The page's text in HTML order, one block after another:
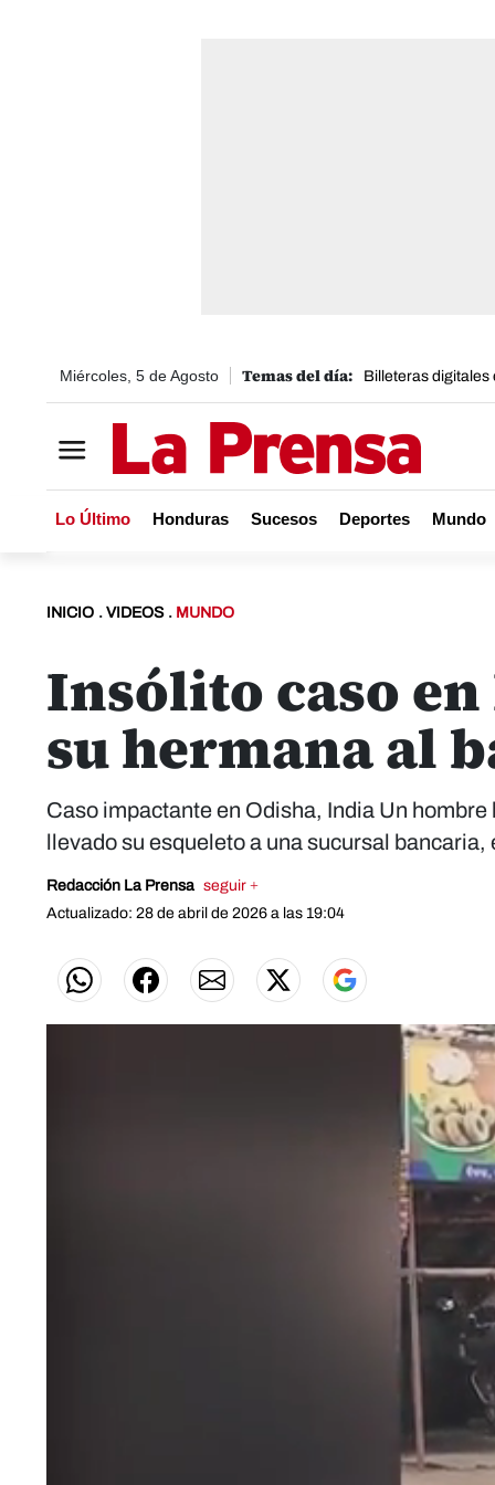
Miércoles, 5 de Agosto Billeteras digitales
Lo Último Honduras Sucesos Deportes Mundo
INICIO . VIDEOS . MUNDO
Insólito caso
su hermana al
Caso impactante en Odisha, India Un
llevado su esqueleto a una sucursal
Redacción La Prensa seguir +
Actualizado: 28 de abril de 2026 a las 19:04